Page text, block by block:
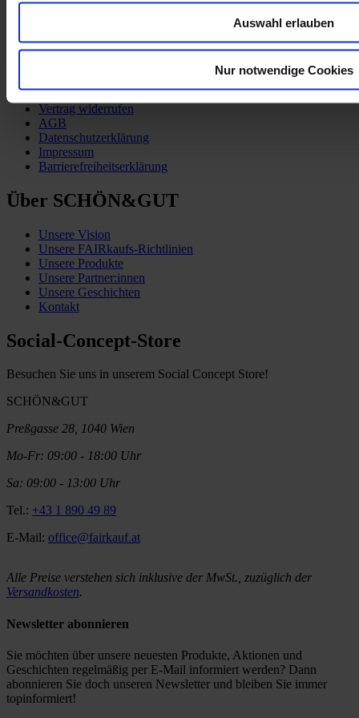
Auswahl erlauben
Nur notwendige Cookies
Zahlung & Versand
Vertrag widerrufen
AGB
Datenschutzerklärung
Impressum
Barrierefreiheitserklärung
Über SCHÖN&GUT
Unsere Vision
Unsere FAIRkaufs-Richtlinien
Unsere Produkte
Unsere Partner:innen
Unsere Geschichten
Kontakt
Social-Concept-Store
Besuchen Sie uns in unserem Social Concept Store!
SCHÖN&GUT
Preßgasse 28, 1040 Wien
Mo-Fr: 09:00 - 18:00 Uhr
Sa: 09:00 - 13:00 Uhr
Tel.: +43 1 890 49 89
E-Mail: office@fairkauf.at
Alle Preise verstehen sich inklusive der MwSt., zuzüglich der
Versandkosten.
Newsletter abonnieren
Sie möchten über unsere neuesten Produkte, Aktionen und
Geschichten regelmäßig per E-Mail informiert werden? Dann
abonnieren Sie doch unseren Newsletter und bleiben Sie immer
topinformiert!